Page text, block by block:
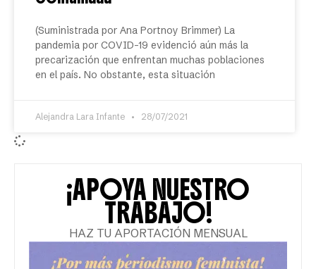
(Suministrada por Ana Portnoy Brimmer) La
pandemia por COVID-19 evidenció aún más la
precarización que enfrentan muchas poblaciones
en el país. No obstante, esta situación
Alejandra Lara Infante 28/07/2021
¡APOYA NUESTRO
TRABAJO!
HAZ TU APORTACIÓN MENSUAL